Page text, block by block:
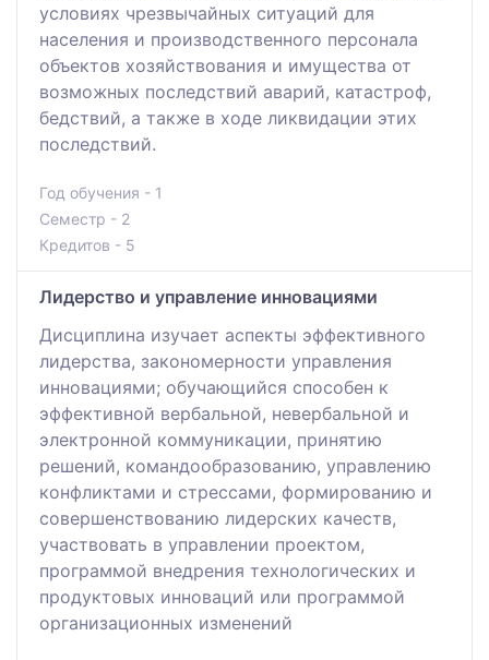
условиях чрезвычайных ситуаций для
населения и производственного персонала
объектов хозяйствования и имущества от
возможных последствий аварий, катастроф,
бедствий, а также в ходе ликвидации этих
последствий.
Год обучения - 1
Семестр - 2
Кредитов - 5
Лидерство и управление инновациями
Дисциплина изучает аспекты эффективного
лидерства, закономерности управления
инновациями; обучающийся способен к
эффективной вербальной, невербальной и
электронной коммуникации, принятию
решений, командообразованию, управлению
конфликтами и стрессами, формированию и
совершенствованию лидерских качеств,
участвовать в управлении проектом,
программой внедрения технологических и
продуктовых инноваций или программой
организационных изменений